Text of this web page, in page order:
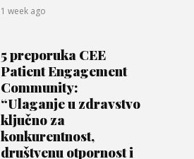
1 week ago
5 preporuka CEE
Patient Engagement
Community:
“Ulaganje u zdravstvo
ključno za
konkurentnost,
društvenu otpornost i